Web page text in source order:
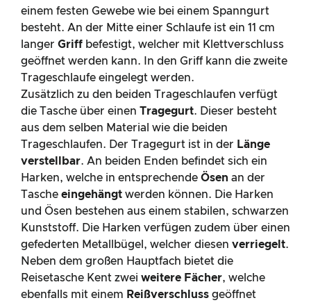
einem festen Gewebe wie bei einem Spanngurt
besteht. An der Mitte einer Schlaufe ist ein 11 cm
langer Griff befestigt, welcher mit Klettverschluss
geöffnet werden kann. In den Griff kann die zweite
Trageschlaufe eingelegt werden.
Zusätzlich zu den beiden Trageschlaufen verfügt
die Tasche über einen Tragegurt. Dieser besteht
aus dem selben Material wie die beiden
Trageschlaufen. Der Tragegurt ist in der Länge
verstellbar. An beiden Enden befindet sich ein
Harken, welche in entsprechende Ösen an der
Tasche eingehängt werden können. Die Harken
und Ösen bestehen aus einem stabilen, schwarzen
Kunststoff. Die Harken verfügen zudem über einen
gefederten Metallbügel, welcher diesen verriegelt.
Neben dem großen Hauptfach bietet die
Reisetasche Kent zwei weitere Fächer, welche
ebenfalls mit einem Reißverschluss geöffnet